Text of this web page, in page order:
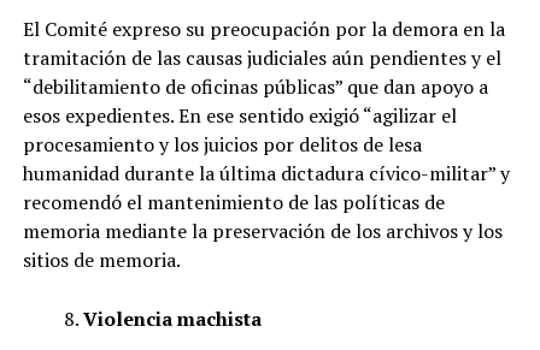
El Comité expreso su preocupación por la demora en la
tramitación de las causas judiciales aún pendientes y el
“debilitamiento de oficinas públicas” que dan apoyo a
esos expedientes. En ese sentido exigió “agilizar el
procesamiento y los juicios por delitos de lesa
humanidad durante la última dictadura cívico-militar” y
recomendó el mantenimiento de las políticas de
memoria mediante la preservación de los archivos y los
sitios de memoria.
Violencia machista